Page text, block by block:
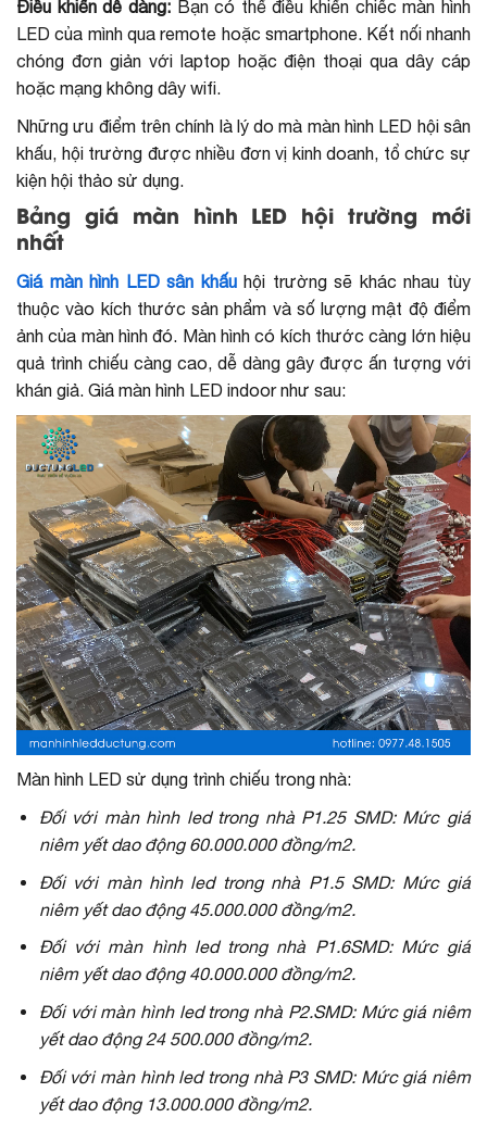
Điều khiển dễ dàng:Bạn có thể điều khiển chiếc màn hình
LED của mình qua remote hoặc smartphone. Kết nối nhanh
chóng đơn giản với laptop hoặc điện thoại qua dây cáp
hoặc mạng không dây wifi.
Những ưu điểm trên chính là lý do mà màn hình LED hội sân
khấu, hội trường được nhiều đơn vị kinh doanh, tổ chức sự
kiện hội thảo sử dụng.
Bảng giá màn hình LED hội trường mới
nhất
Giá màn hình LED sân khấuhội trường sẽ khác nhau tùy
thuộc vào kích thước sản phẩm và số lượng mật độ điểm
ảnh của màn hình đó. Màn hình có kích thước càng lớn hiệu
quả trình chiếu càng cao, dễ dàng gây được ấn tượng với
khán giả. Giá màn hình LED indoor như sau:
Màn hình LED sử dụng trình chiếu trong nhà:
Đối với màn hình led trong nhà P1.25 SMD: Mức giá
niêm yết dao động 60.000.000 đồng/m2.
Đối với màn hình led trong nhà P1.5 SMD: Mức giá
niêm yết dao động 45.000.000 đồng/m2.
Đối với màn hình led trong nhà P1.6SMD: Mức giá
niêm yết dao động 40.000.000 đồng/m2.
Đối với màn hình led trong nhà P2.SMD: Mức giá niêm
yết dao động 24 500.000 đồng/m2.
Đối với màn hình led trong nhà P3 SMD: Mức giá niêm
yết dao động 13.000.000 đồng/m2.